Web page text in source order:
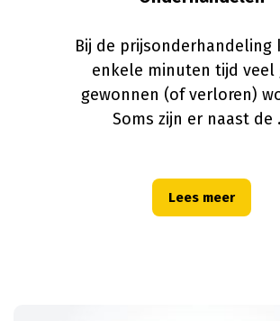
Bij de prijsonderhandeling
enkele minuten tijd veel
gewonnen (of verloren)
Soms zijn er naast de